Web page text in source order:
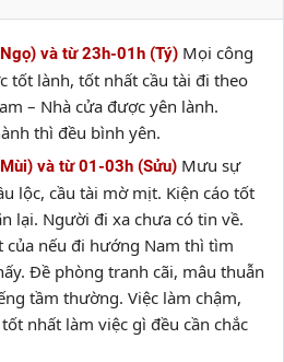
và từ 23h-01h (Tý) Mọi công
tốt lành, tốt nhất cầu tài đi theo
– Nhà cửa được yên lành.
thì đều bình yên.
và từ 01-03h (Sửu) Mưu sự
lộc, cầu tài mờ mịt. Kiện cáo tốt
lại. Người đi xa chưa có tin về.
của nếu đi hướng Nam thì tìm
Đề phòng tranh cãi, mâu thuẫn
tầm thường. Việc làm chậm,
nhất làm việc gì đều cần chắc